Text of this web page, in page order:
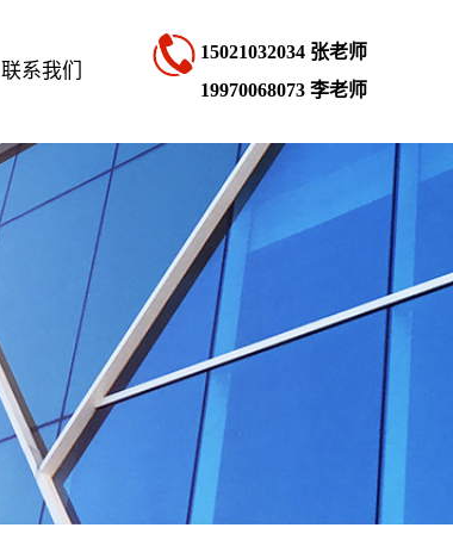
联系我们
15021032034 张老师
19970068073 李老师